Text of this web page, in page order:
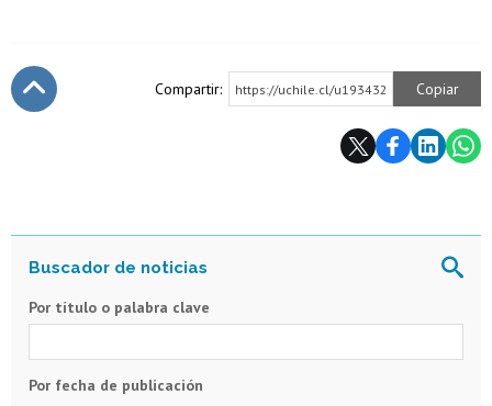
Compartir: https://uchile.cl/u193432 Copiar
Por título o palabra clave